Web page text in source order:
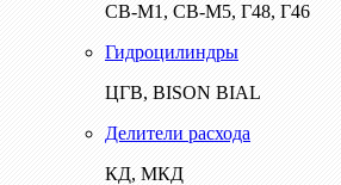
СВ-М1, СВ-М5, Г48, Г46
Гидроцилиндры
ЦГВ, BISON BIAL
Делители расхода
КД, МКД